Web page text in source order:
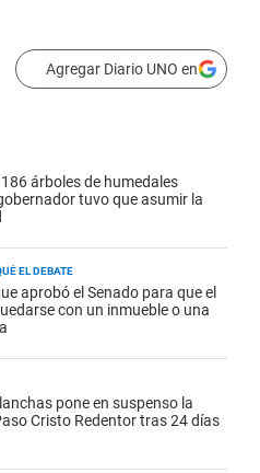
Agregar Diario UNO en
árboles de humedales
tuvo que asumir la
EL DEBATE
aprobó el Senado para que el
con un inmueble o una
pone en suspenso la
Cristo Redentor tras 24 días